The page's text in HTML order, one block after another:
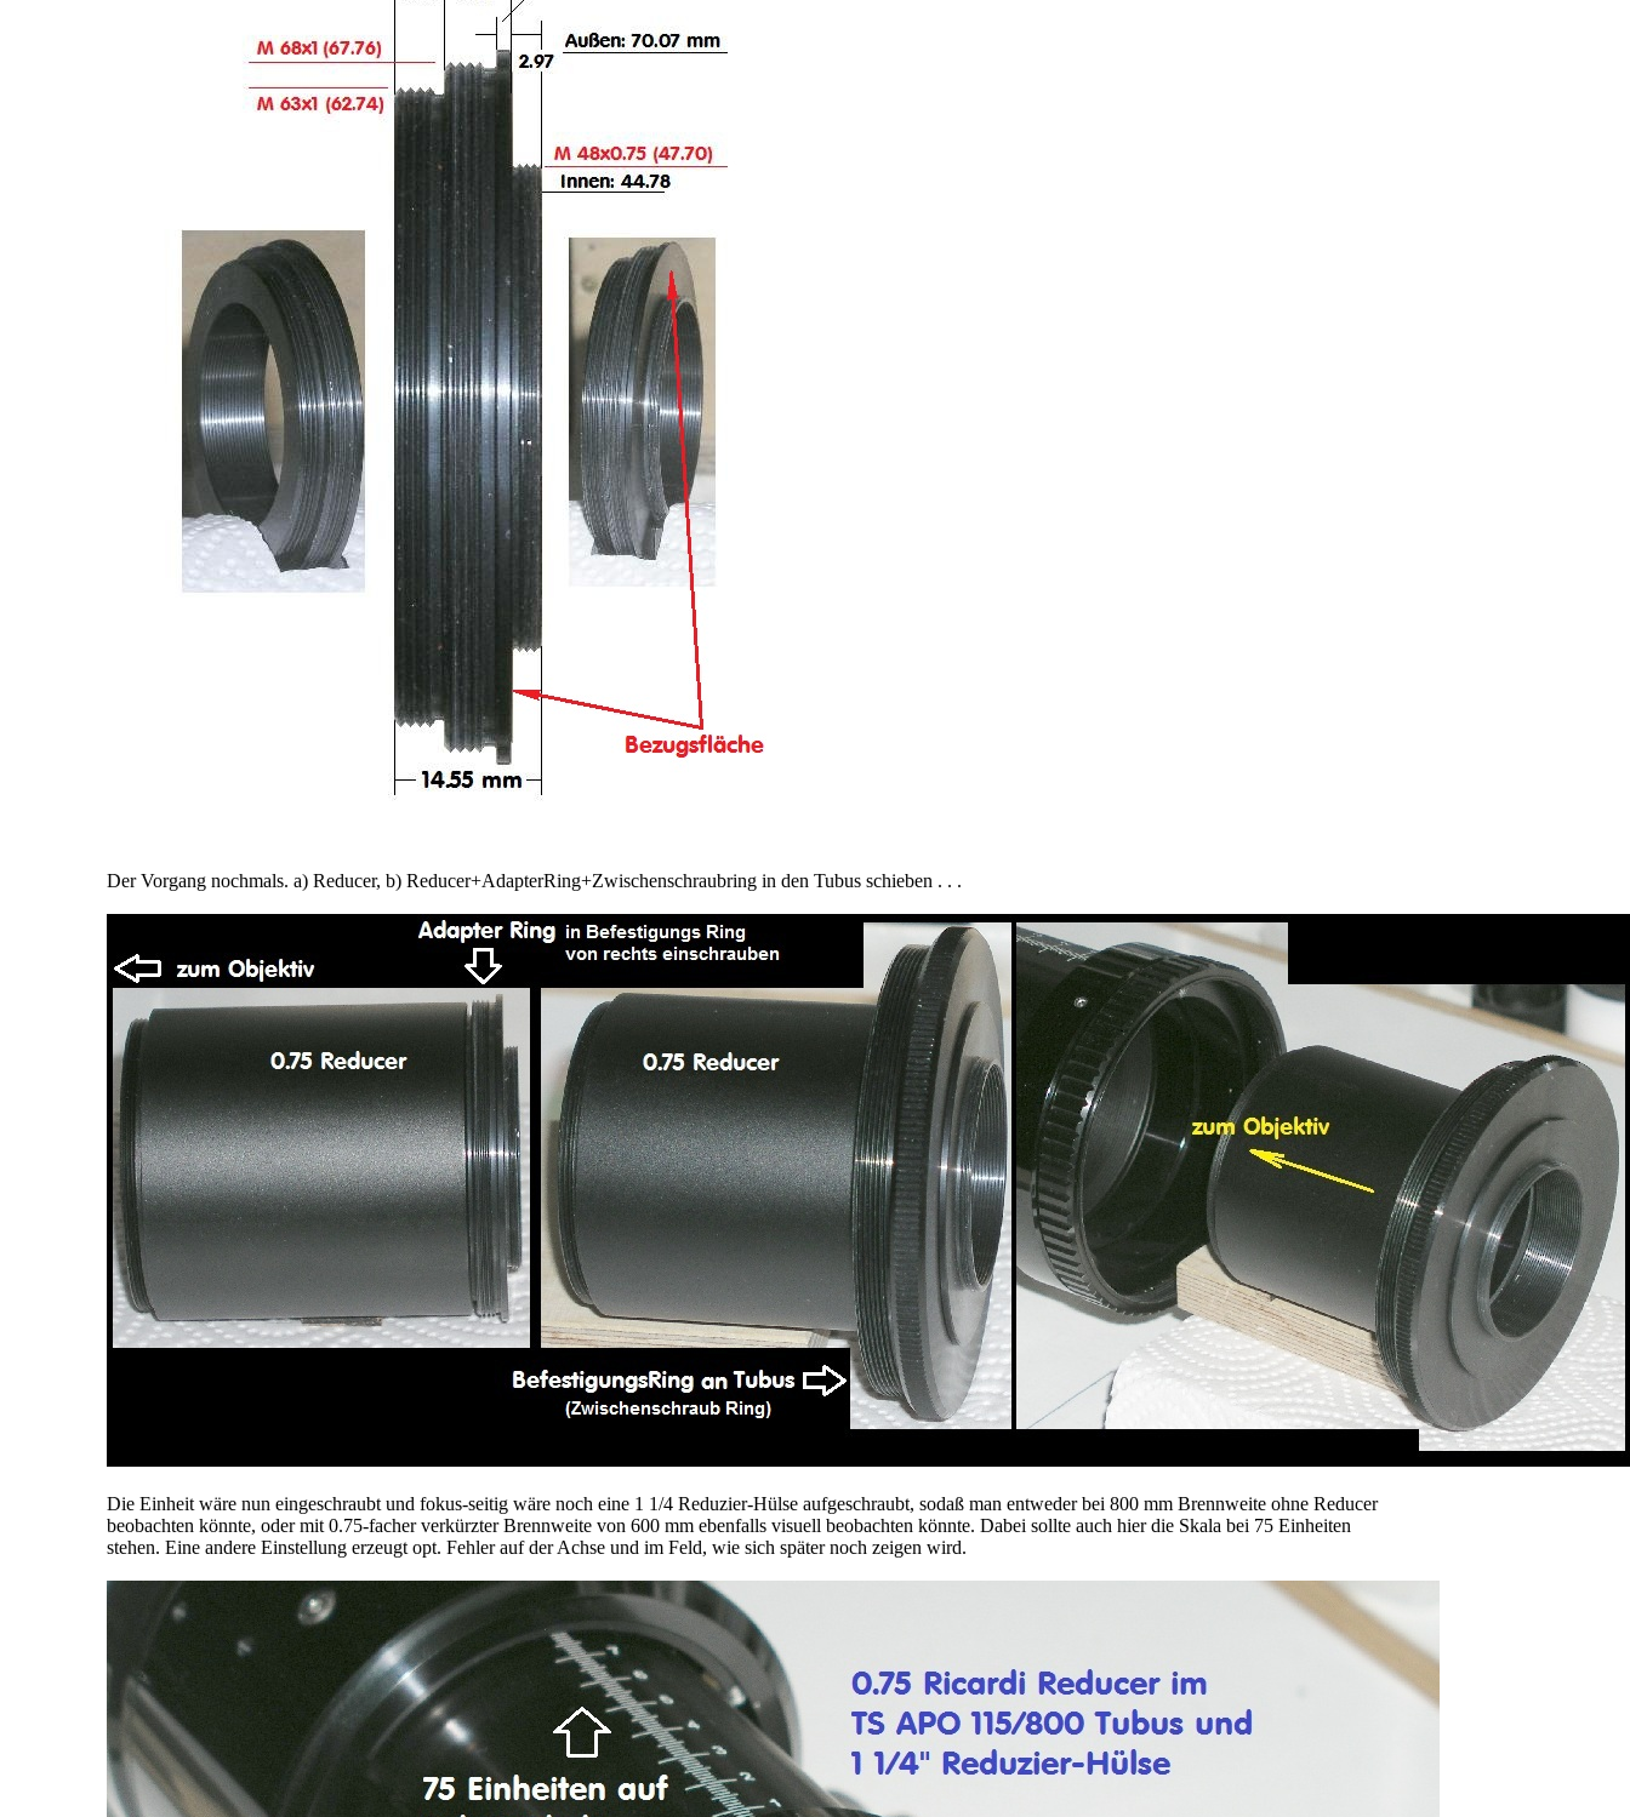
Der Vorgang nochmals. a) Reducer, b) Reducer+AdapterRing+Zwischenschraubring in den Tubus schieben . . .
Die Einheit wäre nun eingeschraubt und fokus-seitig wäre noch eine 1 1/4 Reduzier-Hülse aufgeschraubt, sodaß man entweder bei 800 mm Brennweite ohne Reducer
beobachten könnte, oder mit 0.75-facher verkürzter Brennweite von 600 mm ebenfalls visuell beobachten könnte. Dabei sollte auch hier die Skala bei 75 Einheiten
stehen. Eine andere Einstellung erzeugt opt. Fehler auf der Achse und im Feld, wie sich später noch zeigen wird.